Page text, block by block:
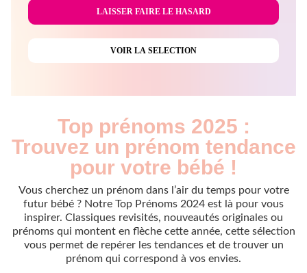
Top prénoms 2025 :
Trouvez un prénom tendance
pour votre bébé !
Vous cherchez un prénom dans l’air du temps pour votre
futur bébé ? Notre Top Prénoms 2024 est là pour vous
inspirer. Classiques revisités, nouveautés originales ou
prénoms qui montent en flèche cette année, cette sélection
vous permet de repérer les tendances et de trouver un
prénom qui correspond à vos envies.